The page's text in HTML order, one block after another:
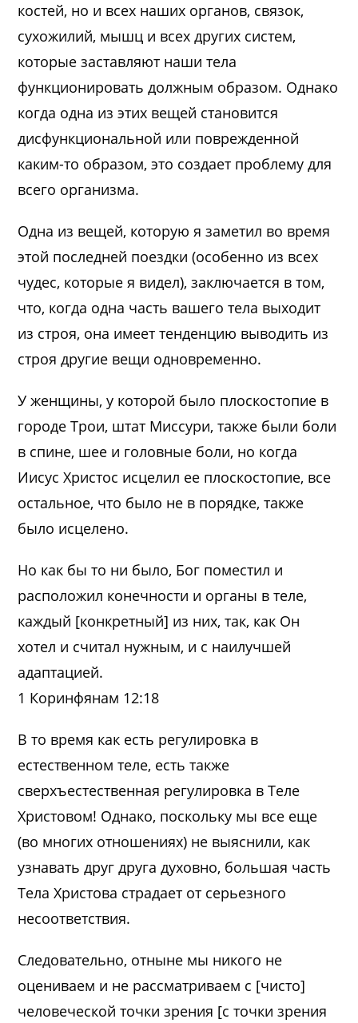
костей, но и всех наших органов, связок,
сухожилий, мышц и всех других систем,
которые заставляют наши тела
функционировать должным образом. Однако
когда одна из этих вещей становится
дисфункциональной или поврежденной
каким-то образом, это создает проблему для
всего организма.
Одна из вещей, которую я заметил во время
этой последней поездки (особенно из всех
чудес, которые я видел), заключается в том,
что, когда одна часть вашего тела выходит
из строя, она имеет тенденцию выводить из
строя другие вещи одновременно.
У женщины, у которой было плоскостопие в
городе Трои, штат Миссури, также были боли
в спине, шее и головные боли, но когда
Иисус Христос исцелил ее плоскостопие, все
остальное, что было не в порядке, также
было исцелено.
Но как бы то ни было, Бог поместил и
расположил конечности и органы в теле,
каждый [конкретный] из них, так, как Он
хотел и считал нужным, и с наилучшей
адаптацией.
1 Коринфянам 12:18
В то время как есть регулировка в
естественном теле, есть также
сверхъестественная регулировка в Теле
Христовом! Однако, поскольку мы все еще
(во многих отношениях) не выяснили, как
узнавать друг друга духовно, большая часть
Тела Христова страдает от серьезного
несоответствия.
Следовательно, отныне мы никого не
оцениваем и не рассматриваем с [чисто]
человеческой точки зрения [с точки зрения